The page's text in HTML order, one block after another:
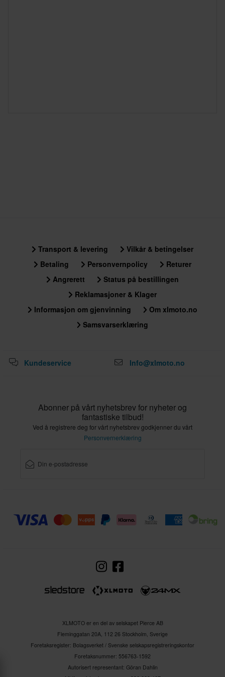
Transport & levering
Vilkår & betingelser
Betaling
Personvernpolicy
Returer
Angrerett
Status på bestillingen
Reklamasjoner & Klager
Informasjon om gjenvinning
Om xlmoto.no
Samsvarserklæring
Kundeservice Info@xlmoto.no
Abonner på vårt nyhetsbrev for nyheter og
fantastiske tilbud!
Ved å registrere deg for vårt nyhetsbrev godkjenner du vårt
Personvernerklæring
XLMOTO er en del av selskapet Pierce AB
Fleminggatan 20A, 112 26 Stockholm, Sverige
Foretaksregister: Bolagsverket / Svenske selskapsregistreringskontor
Foretaksnummer: 556763-1592
Autorisert representant: Göran Dahlin